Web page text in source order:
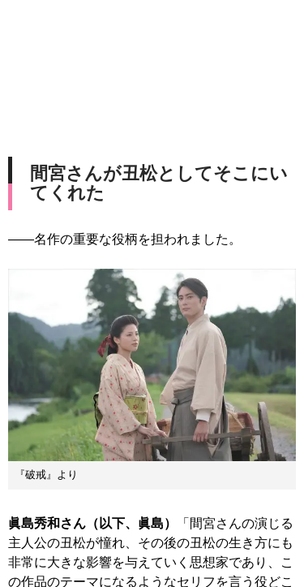
間宮さんが丑松としてそこにい
てくれた
――名作の重要な役柄を担われました。
『破戒』より
眞島秀和さん（以下、眞島）
「間宮さんの演じる
主人公の丑松が憧れ、その後の丑松の生き方にも
非常に大きな影響を与えていく思想家であり、こ
の作品のテーマになるようなセリフを言う役どこ